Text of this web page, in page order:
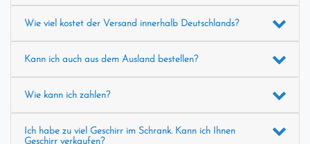
Wie viel kostet der Versand innerhalb Deutschlands?
Kann ich auch aus dem Ausland bestellen?
Wie kann ich zahlen?
Ich habe zu viel Geschirr im Schrank. Kann ich Ihnen
Geschirr verkaufen?